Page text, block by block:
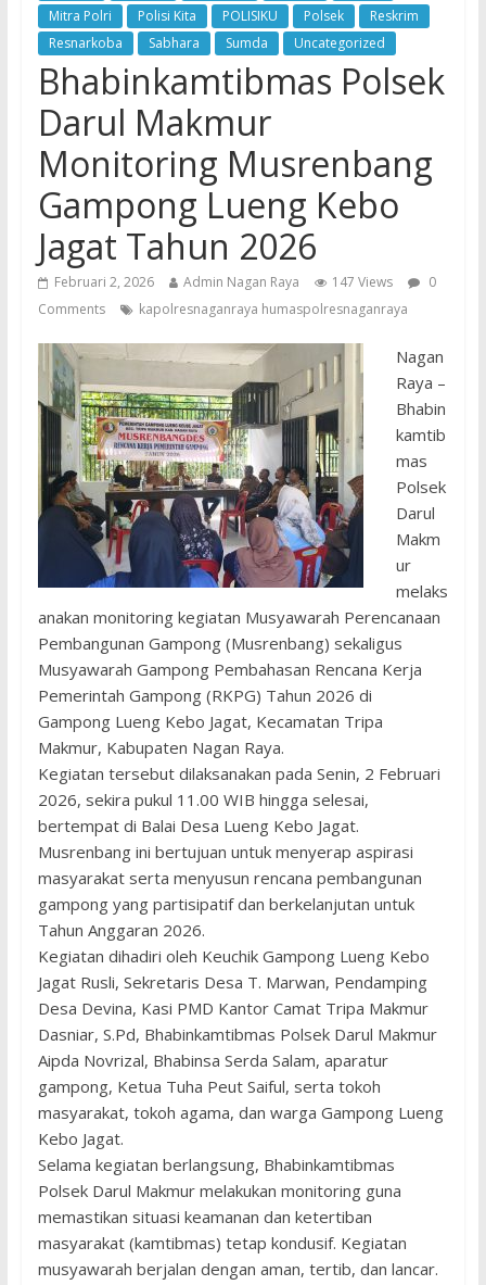
Mitra Polri
Polisi Kita POLISIKU Polsek
Reskrim
Resnarkoba
Sabhara Sumda Uncategorized
Bhabinkamtibmas Polsek
Darul Makmur
Monitoring Musrenbang
Gampong Lueng Kebo
Jagat Tahun 2026
Februari 2, 2026 Admin Nagan Raya 147 Views
0
Comments
kapolresnaganraya humaspolresnaganraya
Nagan
Raya –
Bhabin
kamtib
mas
Polsek
Darul
Makm
ur
melaks
anakan monitoring kegiatan Musyawarah Perencanaan
Pembangunan Gampong (Musrenbang) sekaligus
Musyawarah Gampong Pembahasan Rencana Kerja
Pemerintah Gampong (RKPG) Tahun 2026 di
Gampong Lueng Kebo Jagat, Kecamatan Tripa
Makmur, Kabupaten Nagan Raya.
Kegiatan tersebut dilaksanakan pada Senin, 2 Februari
2026, sekira pukul 11.00 WIB hingga selesai,
bertempat di Balai Desa Lueng Kebo Jagat.
Musrenbang ini bertujuan untuk menyerap aspirasi
masyarakat serta menyusun rencana pembangunan
gampong yang partisipatif dan berkelanjutan untuk
Tahun Anggaran 2026.
Kegiatan dihadiri oleh Keuchik Gampong Lueng Kebo
Jagat Rusli, Sekretaris Desa T. Marwan, Pendamping
Desa Devina, Kasi PMD Kantor Camat Tripa Makmur
Dasniar, S.Pd, Bhabinkamtibmas Polsek Darul Makmur
Aipda Novrizal, Bhabinsa Serda Salam, aparatur
gampong, Ketua Tuha Peut Saiful, serta tokoh
masyarakat, tokoh agama, dan warga Gampong Lueng
Kebo Jagat.
Selama kegiatan berlangsung, Bhabinkamtibmas
Polsek Darul Makmur melakukan monitoring guna
memastikan situasi keamanan dan ketertiban
masyarakat (kamtibmas) tetap kondusif. Kegiatan
musyawarah berjalan dengan aman, tertib, dan lancar.